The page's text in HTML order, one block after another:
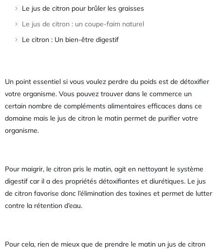
Le jus de citron pour brûler les graisses
Le jus de citron : un coupe-faim naturel
Le citron : Un bien-être digestif
Un point essentiel si vous voulez perdre du poids est de détoxifier
votre organisme. Vous pouvez trouver dans le commerce un
certain nombre de compléments alimentaires efficaces dans ce
domaine mais le jus de citron le matin permet de purifier votre
organisme.
Pour maigrir, le citron pris le matin, agit en nettoyant le système
digestif car il a des propriétés détoxifiantes et diurétiques. Le jus
de citron favorise donc l’élimination des toxines et permet de lutter
contre la rétention d’eau.
Pour cela, rien de mieux que de prendre le matin un jus de citron